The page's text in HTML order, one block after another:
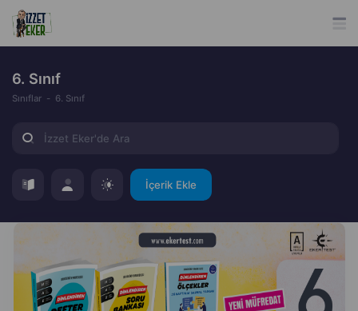
6. Sınıf
Sınıflar 6. Sınıf
İçerik Ekle